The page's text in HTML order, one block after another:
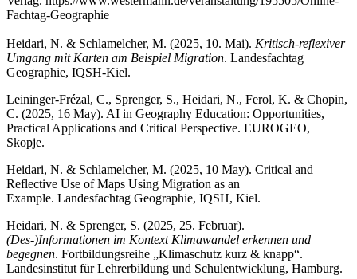
Fachtag-Geographie
Heidari, N. & Schlamelcher, M. (2025, 10. Mai). Kritisch-reflexiver
Umgang mit Karten am Beispiel Migration. Landesfachtag
Geographie, IQSH-Kiel.
Leininger-Frézal, C., Sprenger, S., Heidari, N., Ferol, K. & Chopin,
C. (2025, 16 May). AI in Geography Education: Opportunities,
Practical Applications and Critical Perspective. EUROGEO,
Skopje.
Heidari, N. & Schlamelcher, M. (2025, 10 May). Critical and
Reflective Use of Maps Using Migration as an
Example. Landesfachtag Geographie, IQSH, Kiel.
Heidari, N. & Sprenger, S. (2025, 25. Februar).
(Des-)Informationen im Kontext Klimawandel erkennen und
begegnen. Fortbildungsreihe „Klimaschutz kurz & knapp“.
Landesinstitut für Lehrerbildung und Schulentwicklung, Hamburg.